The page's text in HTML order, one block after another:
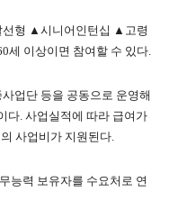
형 ▲시니어인턴십 ▲고령
세 이상이면 참여할 수 있다.
업단 등을 공동으로 운영해
다. 사업실적에 따라 급여가
사업비가 지원된다.
능력 보유자를 수요처로 연